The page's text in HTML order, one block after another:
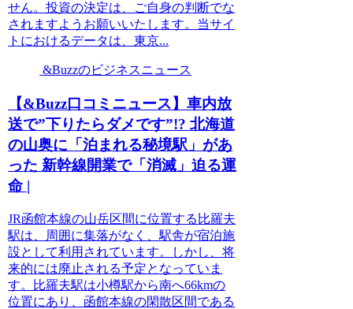
せん。投資の決定は、ご自身の判断でな
されますようお願いいたします。当サイ
トにおけるデータは、東京...
&Buzzのビジネスニュース
【&Buzz口コミニュース】車内放
送で”下りたらダメです”!? 北海道
の山奥に「泊まれる秘境駅」があ
った 新幹線開業で「消滅」迫る運
命 |
JR函館本線の山岳区間に位置する比羅夫
駅は、周囲に集落がなく、駅舎が宿泊施
設として利用されています。しかし、将
来的には廃止される予定となっていま
す。比羅夫駅は小樽駅から南へ66kmの
位置にあり、函館本線の閑散区間である